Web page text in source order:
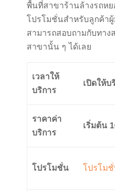
พื้นที่สาขาร้านล้างรถหย
โปรโมชั่นสำหรับลูกค้าผู้
สามารถสอบถามกับทาง
สาขานั้น ๆ ได้เลย
เวลาให้
บริการ
เปิดให้บ
ราคาค่า
บริการ
เริ่มต้น
โปรโมชั่น โปรโมชั่